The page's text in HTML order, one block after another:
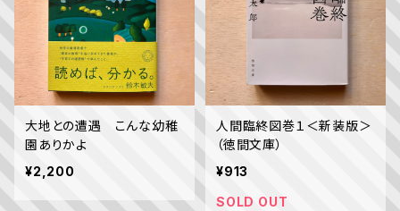
大地との遭遇 こんな幼稚
園ありかよ
¥2,200
人間臨終図巻１＜新装版＞
（徳間文庫）
¥913
SOLD OUT